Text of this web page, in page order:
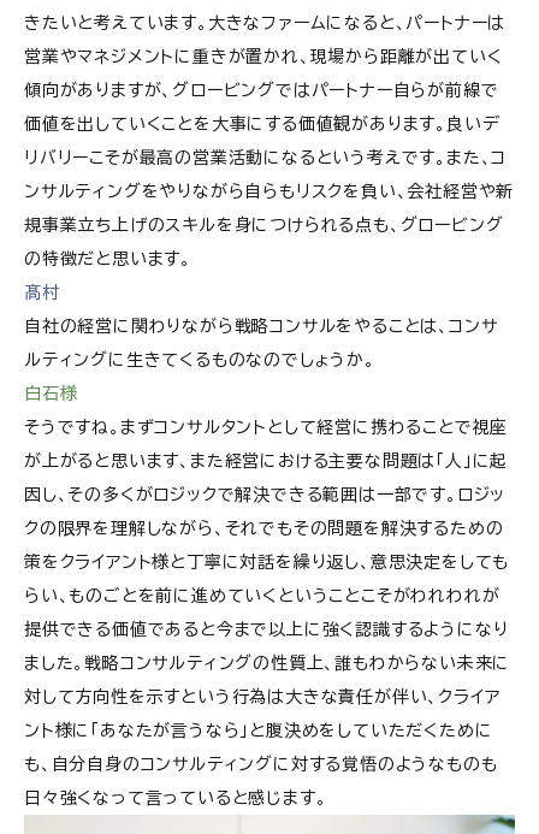
きたいと考えています。大きなファームになると、パートナーは
営業やマネジメントに重きが置かれ、現場から距離が出ていく
傾向がありますが、グロービングではパートナー自らが前線で
価値を出していくことを大事にする価値観があります。良いデ
リバリーこそが最高の営業活動になるという考えです。また、コ
ンサルティングをやりながら自らもリスクを負い、会社経営や新
規事業立ち上げのスキルを身につけられる点も、グロービング
の特徴だと思います。
髙村
自社の経営に関わりながら戦略コンサルをやることは、コンサ
ルティングに生きてくるものなのでしょうか。
白石様
そうですね。まずコンサルタントとして経営に携わることで視座
が上がると思います、また経営における主要な問題は「人」に起
因し、その多くがロジックで解決できる範囲は一部です。ロジッ
クの限界を理解しながら、それでもその問題を解決するための
策をクライアント様と丁寧に対話を繰り返し、意思決定をしても
らい、ものごとを前に進めていくということこそがわれわれが
提供できる価値であると今まで以上に強く認識するようになり
ました。戦略コンサルティングの性質上、誰もわからない未来に
対して方向性を示すという行為は大きな責任が伴い、クライア
ント様に「あなたが言うなら」と腹決めをしていただくために
も、自分自身のコンサルティングに対する覚悟のようなものも
日々強くなって言っていると感じます。